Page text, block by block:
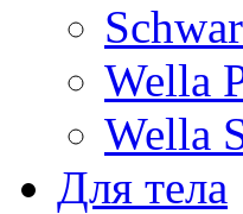
Wella
Wella
Для тела